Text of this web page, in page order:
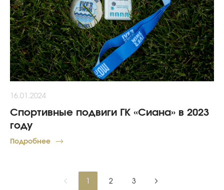
16.01.2024
Спортивные подвиги ГК «Сиана» в 2023
году
Подробнее
2 3